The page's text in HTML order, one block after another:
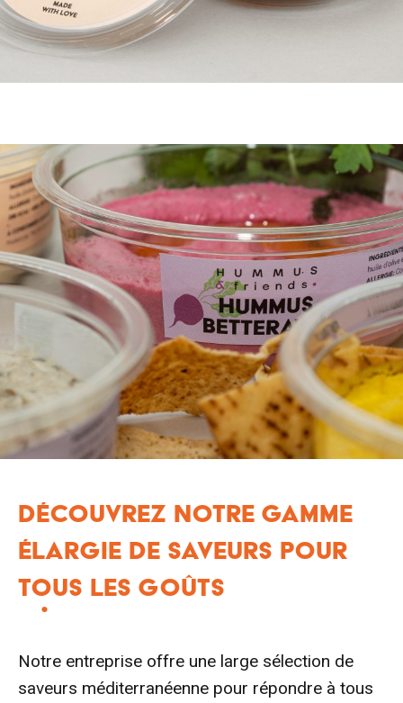
DÉCOUVREZ NOTRE GAMME
ÉLARGIE DE SAVEURS POUR
TOUS LES GOÛTS
Notre entreprise offre une large sélection de
saveurs méditerranéenne pour répondre à tous